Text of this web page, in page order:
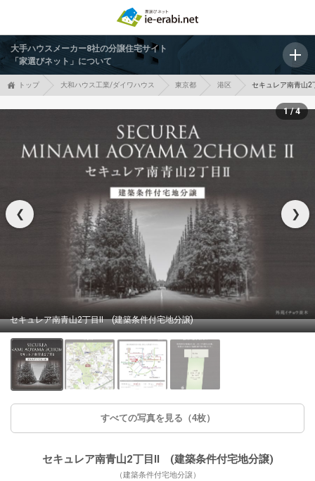
大手ハウスメーカー8社の分譲住宅サイト
「家選びネット」について
トップ 大和ハウス工業/ダイワハウス 東京都 港区 セキュレア南青山
❮
セキュレア南青山2丁目II (建築条件付宅地分譲)
❯
1 / 4
すべての写真を見る（4枚）
セキュレア南青山2丁目II (建築条件付宅地分譲)
（建築条件付宅地分譲）